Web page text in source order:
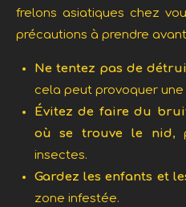
frelons asiatiques chez
précautions à prendre
Ne tentez pas de
cela peut provoquer
Évitez de faire du
où se trouve le nid,
insectes.
Gardez les enfants et
zone infestée.